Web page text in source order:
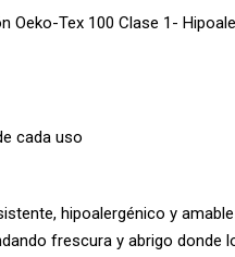
Oeko-Tex 100 Clase 1-
cada uso
hipoalergénico y
frescura y abrigo donde